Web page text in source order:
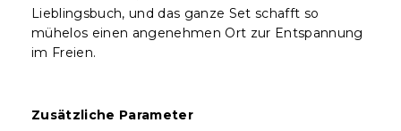
Lieblingsbuch, und das ganze Set schafft so
mühelos einen angenehmen Ort zur Entspannung
im Freien.
Zusätzliche Parameter